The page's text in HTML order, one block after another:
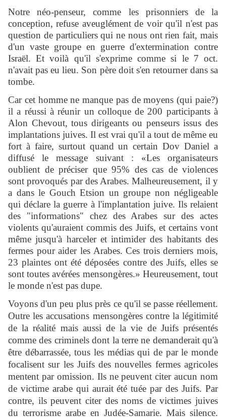
Notre néo-penseur, comme les prisonniers de la
conception, refuse aveuglément de voir qu'il n'est pas
question de particuliers qui ne nous ont rien fait, mais
d'un vaste groupe en guerre d'extermination contre
Israël. Et voilà qu'il s'exprime comme si le 7 oct.
n'avait pas eu lieu. Son père doit s'en retourner dans sa
tombe.
Car cet homme ne manque pas de moyens (qui paie?)
il a réussi à réunir un colloque de 200 participants à
Alon Chevout, tous dirigeants ou penseurs issus des
implantations juives. Il est vrai qu'il a tout de même eu
fort à faire, surtout quand un certain Dov Daniel a
diffusé le message suivant : «Les organisateurs
oublient de préciser que 95% des cas de violences
sont provoqués par des Arabes. Malheureusement, il y
a dans le Gouch Etsion un groupe non négligeable
qui déclare la guerre à l'implantation juive. Ils relaient
des "informations" chez des Arabes sur des actes
violents qu'auraient commis des Juifs, et certains vont
même jusqu'à harceler et intimider des habitants des
fermes pour aider les Arabes. Ces trois derniers mois,
23 plaintes ont été déposées contre des Juifs, elles se
sont toutes avérées mensongères.» Heureusement, tout
le monde n'est pas dupe.
Voyons d'un peu plus près ce qu'il se passe réellement.
Outre les accusations mensongères contre la légitimité
de la réalité mais aussi de la vie de Juifs présentés
comme des criminels dont la terre ne demanderait qu'à
être débarrassée, tous les médias qui de par le monde
focalisent sur les Juifs des nouvelles fermes agricoles
mentent par omission. Ils ne peuvent citer aucun nom
de victime arabe qui aurait été tuée par des Juifs. Par
contre, ils peuvent citer des noms de victimes juives
du terrorisme arabe en Judée-Samarie. Mais silence.